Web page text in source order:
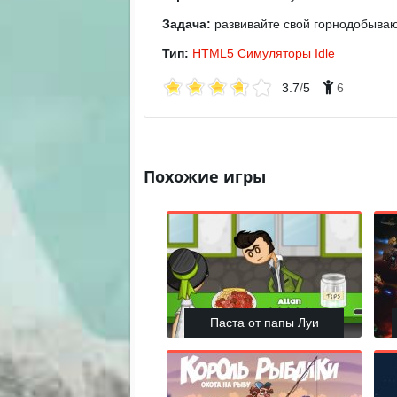
Задача: развивайте свой
Тип: HTML5 Симуляторы Idle
3.7/5 6
Похожие игры
Паста от папы Луи